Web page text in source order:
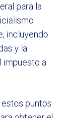
para la
incluyendo
y la
impuesto a
puntos